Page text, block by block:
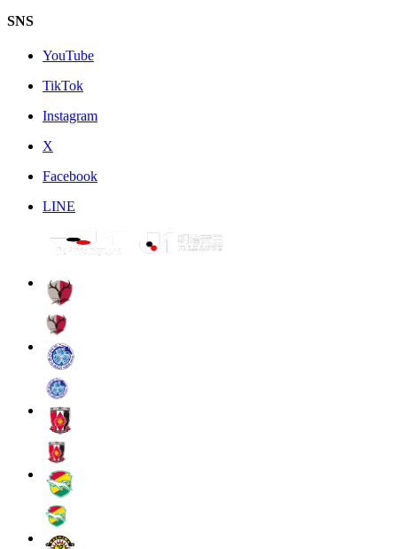
SNS
YouTube
TikTok
Instagram
X
Facebook
LINE